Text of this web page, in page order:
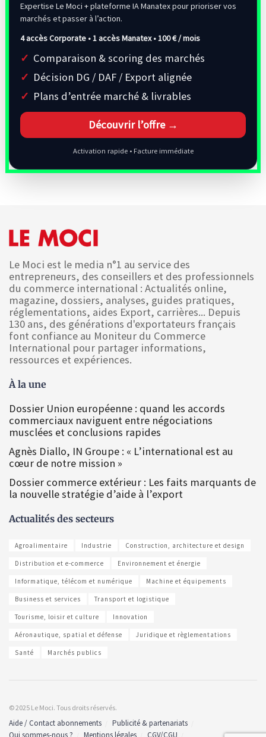
Expertise Le Moci + plateforme IA Manatex pour prioriser vos
marchés et passer à l’action.
4 accès Corporate • 1 accès Manatex •100 € / mois
Comparaison & scoring des marchés
Décision DG / DAF / Export alignée
Plans d’entrée marché & livrables
Découvrir l’offre →
Activation rapide • Facture immédiate
Le Moci est le media n°1 au service des
entrepreneurs, des conseillers et des professionnels
du commerce international : Actualités online,
magazine, dossiers, analyses, guides pratiques,
réglementations, aides Export, carrières... Depuis
130 ans, des générations d'exportateurs français
font confiance au Moniteur du Commerce
International pour partager informations,
ressources et expériences.
À la une
Dossier Union européenne : quand les accords
commerciaux naviguent entre négociations
musclées et conclusions rapides
Agnès Diallo, IN Groupe : « L’international est au
cœur de notre mission »
Dossier commerce extérieur : Les faits marquants de
la nouvelle stratégie d’aide à l’export
Actualités des secteurs
Agroalimentaire Industrie Construction, architecture et design
Distribution et e-commerce Environnement et énergie
Informatique, télécom et numérique Machine et équipements
Business et services Transport et logistique
Tourisme, loisir et culture Innovation
Aéronautique, spatial et défense Juridique et règlementations
Santé Marchés publics
© 2025 Le Moci. Tous droits réservés.
Aide / Contact abonnements
Publicité & partenariats
Qui sommes-nous ?
Mentions légales CGV/CGU